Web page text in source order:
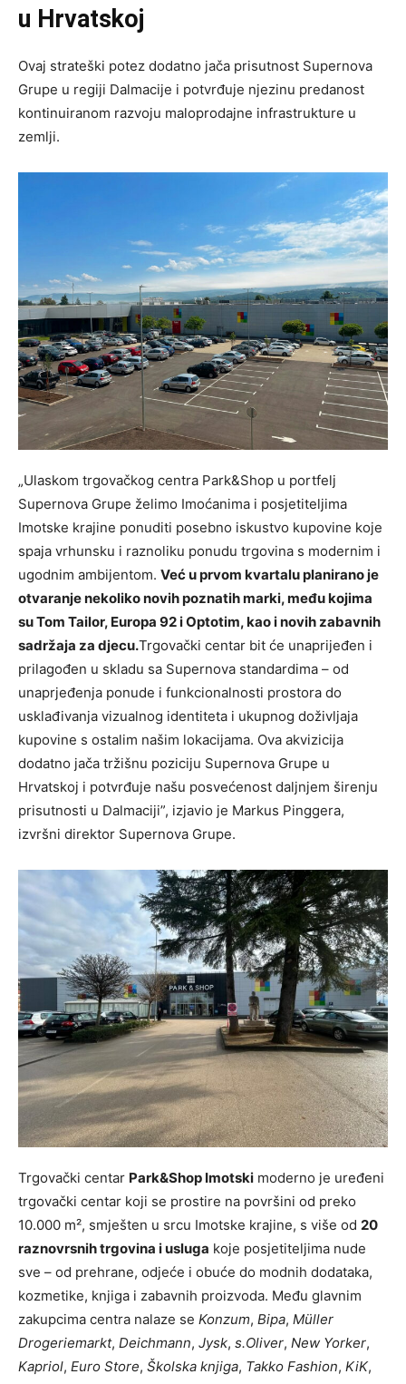
u Hrvatskoj
Ovaj strateški potez dodatno jača prisutnost Supernova
Grupe u regiji Dalmacije i potvrđuje njezinu predanost
kontinuiranom razvoju maloprodajne infrastrukture u
zemlji.
„Ulaskom trgovačkog centra Park&Shop u portfelj
Supernova Grupe želimo Imoćanima i posjetiteljima
Imotske krajine ponuditi posebno iskustvo kupovine koje
spaja vrhunsku i raznoliku ponudu trgovina s modernim i
ugodnim ambijentom. Već u prvom kvartalu planirano je
otvaranje nekoliko novih poznatih marki, među kojima
su Tom Tailor, Europa 92 i Optotim, kao i novih zabavnih
sadržaja za djecu.Trgovački centar bit će unaprijeđen i
prilagođen u skladu sa Supernova standardima – od
unaprjeđenja ponude i funkcionalnosti prostora do
usklađivanja vizualnog identiteta i ukupnog doživljaja
kupovine s ostalim našim lokacijama. Ova akvizicija
dodatno jača tržišnu poziciju Supernova Grupe u
Hrvatskoj i potvrđuje našu posvećenost daljnjem širenju
prisutnosti u Dalmaciji”, izjavio je Markus Pinggera,
izvršni direktor Supernova Grupe.
Trgovački centar Park&Shop Imotski moderno je uređeni
trgovački centar koji se prostire na površini od preko
10.000 m², smješten u srcu Imotske krajine, s više od 20
raznovrsnih trgovina i usluga koje posjetiteljima nude
sve – od prehrane, odjeće i obuće do modnih dodataka,
kozmetike, knjiga i zabavnih proizvoda. Među glavnim
zakupcima centra nalaze se Konzum, Bipa, Müller
Drogeriemarkt, Deichmann, Jysk, s.Oliver, New Yorker,
Kapriol, Euro Store, Školska knjiga, Takko Fashion, KiK,